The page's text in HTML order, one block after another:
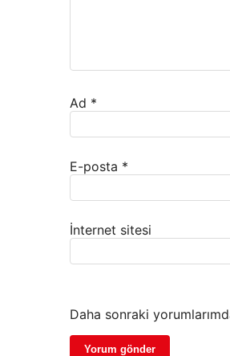
Ad *
E-posta *
İnternet sitesi
Daha sonraki